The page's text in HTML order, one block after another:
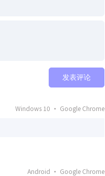
发表评论
Windows 10 · Google Chrome
Android · Google Chrome